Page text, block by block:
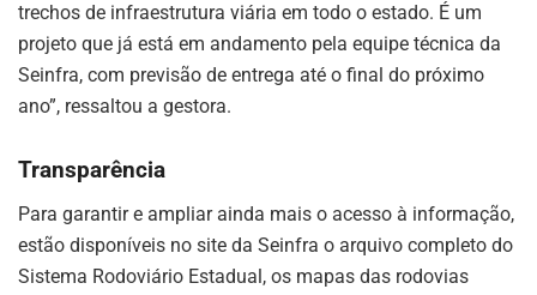
trechos de infraestrutura viária em todo o estado. É um
projeto que já está em andamento pela equipe técnica da
Seinfra, com previsão de entrega até o final do próximo
ano”, ressaltou a gestora.
Transparência
Para garantir e ampliar ainda mais o acesso à informação,
estão disponíveis no site da Seinfra o arquivo completo do
Sistema Rodoviário Estadual, os mapas das rodovias